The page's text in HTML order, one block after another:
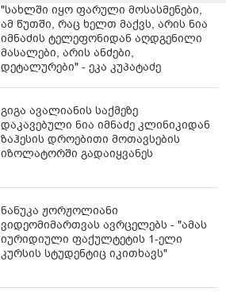
"სახლში იყო ფარული მოსასმენები,
ამ წუთში, რაც ხელთ მაქვს, არის ნია
იმნაძის ტელეფონიდან აღდგენილი
მასალები, არის ანძები,
დეტალურები" - ეკა კუპატაძე
გიგა ავალიანის საქმეზე
დაკავებული ნია იმნაძე კლინიკიდან
ზაჰესის დროებითი მოთავსების
იზოლატორში გადაიყვანეს
ნანუკა ჟორჟოლიანი
ვიდეომიმართვას ავრცელებს - "ამას
იურიდიული ფაქულტეტის 1-ელი
კურსის სტუდენტიც იკითხავს"